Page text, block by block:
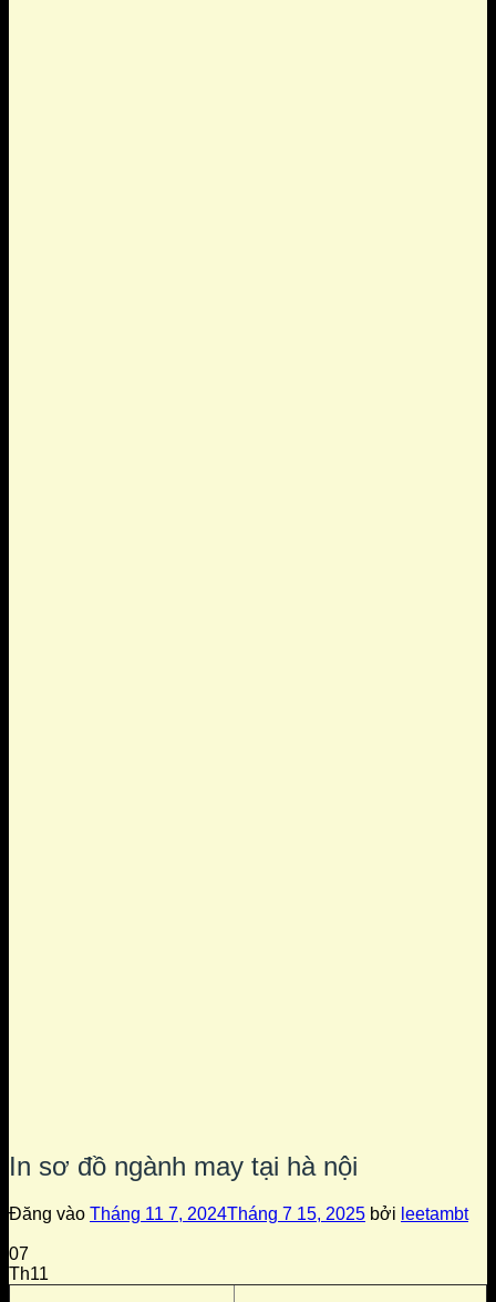
In sơ đồ ngành may tại hà nội
Đăng vào Tháng 11 7, 2024Tháng 7 15, 2025 bởi leetambt
07
Th11